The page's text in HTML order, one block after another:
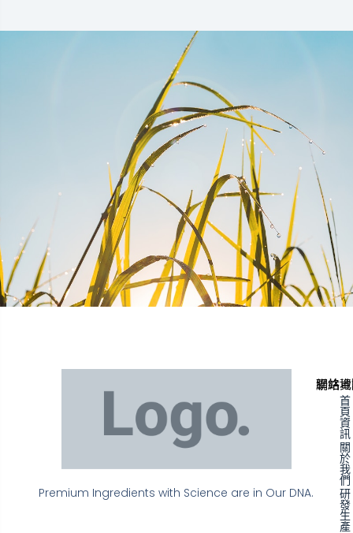
Premium Ingredients with Science are in Our DNA.
聯絡
網站
首
頁
資
訊
關
於
我
們
研
發
生
產